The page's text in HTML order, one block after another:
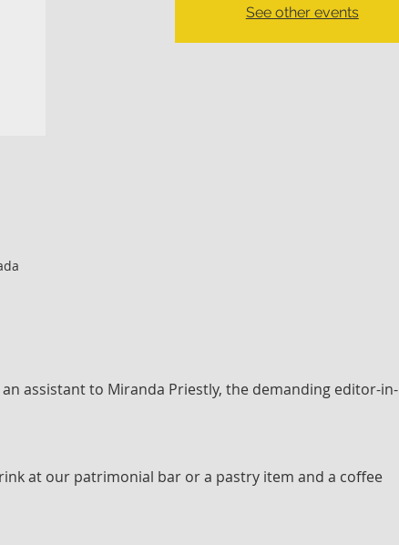
See other events
assistant to Miranda Priestly, the demanding editor-in-
at our patrimonial bar or a pastry item and a coffee